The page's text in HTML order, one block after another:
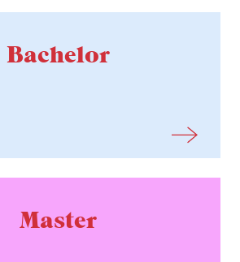
Bachelor
Master